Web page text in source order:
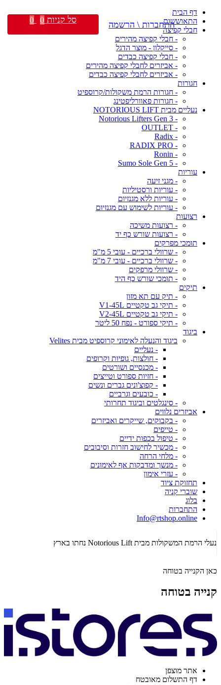
דף הבית
התאוששות
חבלי קפיצה
- חבלי קפיצה מהירים
- סייקלון - מוצר הדגל
- חבלי קפיצה כבדים
- אביזרים לחבלי קפיצה מהירים
- אביזרים לחבלי קפיצה כבדים
חגורות
- חגורות הרמת משקולות/קרוספיט
- חגורות פאוורליפטינג
נעליים מבית NOTORIOUS LIFT
- Notorious Lifters Gen 3
- OUTLET
- Radix
- RADIX PRO
- Ronin
- Sumo Sole Gen 5
עוריות
- מגני זיעה
- עוריות ורסטיליות
- עוריות ללא מגנזיום
- עוריות לשימוש עם מגנזיום
רצועות
- רצועות משיכה
- רצועות שורש כף יד
תומכי מפרקים
- שרוולי ברכיים - עובי 5 מ"מ
- שרוולי ברכיים - עובי 7 מ"מ
- שרוולי מרפקים
- תומכי שורש כף היד
תיקים
- תיק עם תא מזון
- תיקי גב טקטיים V1-45L
- תיקי גב טקטיים V2-45L
- תיקי ספורט - נפח 50 ליטר
ביגוד
ביגוד והנעלה לאימוני קרוספיט מבית Velites
- נעליים
- חולצות, גופיות וקרופים
- מכנסיים ושורטים
- חזיות ספורט וטייצים
- קפוצ'ונים גברים ונשים
- כובעים וגרביים
- סינגלטים וביגוד תחרותי
אביזרים נלווים
- בקבוקים, שייקרים ואביזרים
- טייפים
- טיפול בכפות ידיים
- מכשיר לחישוב חזרות וסיבובים
- מלחי הרחה
- מנשך ומדבקות אף לאימונים
- עזרי אימון
תחזוקת ציוד
שוברי קניה
בלוג
התחברות
Info@rtshop.online
נעלי הרמת המשקולות מבית Notorious Lift נחתו בארץ
כאן הקנייה בטוחה
קנייה בטוחה
אתר מוצפן
דף התשלום מאובטח
התחברות \ הרשמה סל קניות 0
0